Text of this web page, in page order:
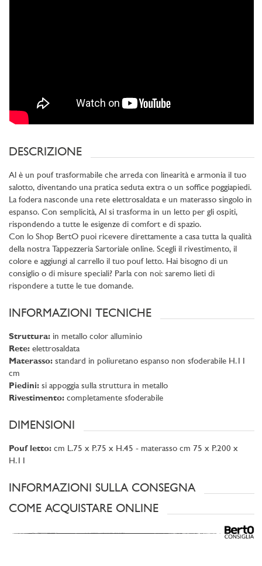
DESCRIZIONE
Al è un pouf trasformabile che arreda con linearità e armonia il tuo
salotto, diventando una pratica seduta extra o un soffice poggiapiedi.
La fodera nasconde una rete elettrosaldata e un materasso singolo in
espanso. Con semplicità, Al si trasforma in un letto per gli ospiti,
rispondendo a tutte le esigenze di comfort e di spazio.
Con lo Shop BertO puoi ricevere direttamente a casa tutta la qualità
della nostra Tappezzeria Sartoriale online. Scegli il rivestimento, il
colore e aggiungi al carrello il tuo pouf letto. Hai bisogno di un
consiglio o di misure speciali? Parla con noi: saremo lieti di
rispondere a tutte le tue domande.
INFORMAZIONI TECNICHE
Struttura: in metallo color alluminio
Rete: elettrosaldata
Materasso: standard in poliuretano espanso non sfoderabile H.11
cm
Piedini: si appoggia sulla struttura in metallo
Rivestimento: completamente sfoderabile
DIMENSIONI
Pouf letto: cm L.75 x P.75 x H.45 - materasso cm 75 x P.200 x
H.11
INFORMAZIONI SULLA CONSEGNA
COME ACQUISTARE ONLINE